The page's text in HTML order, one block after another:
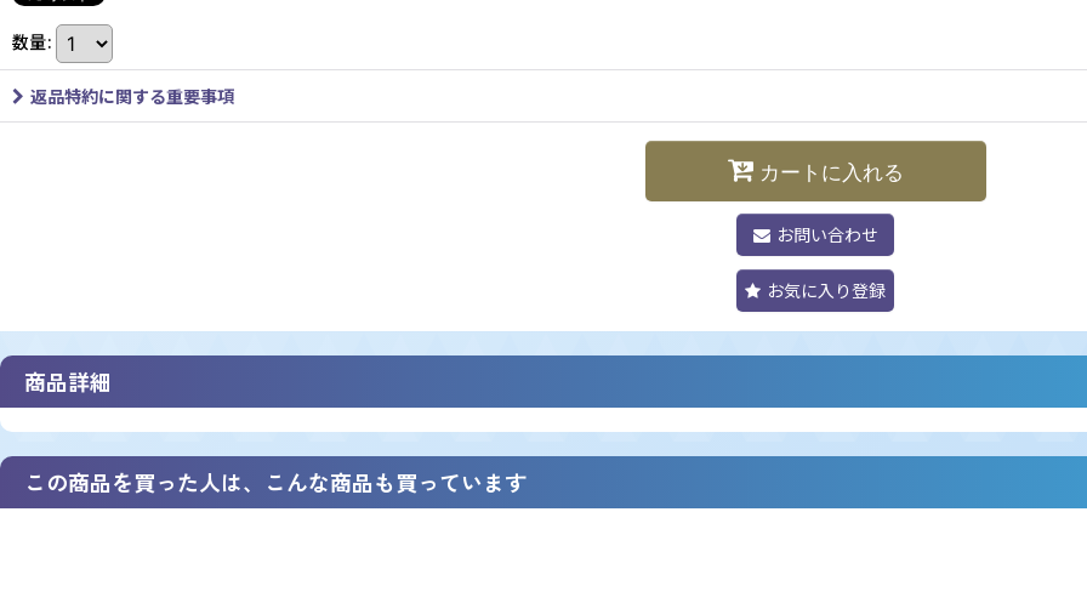
数量:
返品特約に関する重要事項
カートに入れる
お問い合わせ
お気に入り登録
商品詳細
この商品を買った人は、こんな商品も買っています